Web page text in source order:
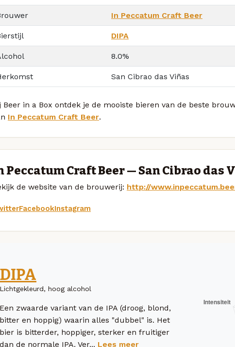
In Peccatum Craft Beer
DIPA
8.0%
San Cibrao das Viñas
Beer in a Box ontdek je de mooiste bieren van de beste
In Peccatum Craft Beer.
Peccatum Craft Beer — San Cibrao das
de website van de brouwerij: http://
FacebookInstagram
DIPA
Lichtgekleurd, hoog alcohol
Een zwaarde variant van de IPA (droog, blond,
bitter en hoppig) waarin alles "dubbel" is. Het
bier is bitterder, hoppiger, sterker en fruitiger
dan de normale IPA. Ver... Lees meer